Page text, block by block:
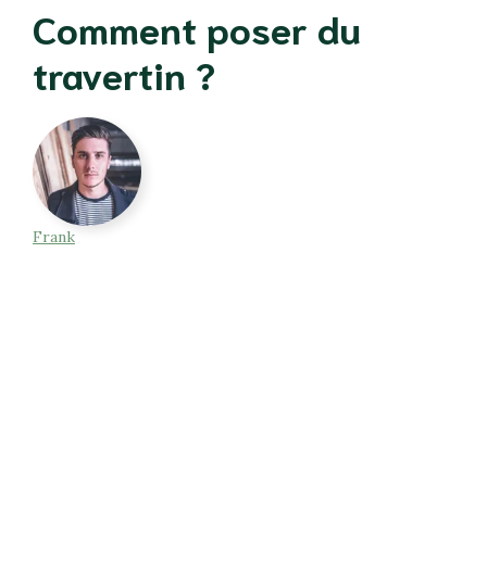
Comment poser du
travertin ?
Frank